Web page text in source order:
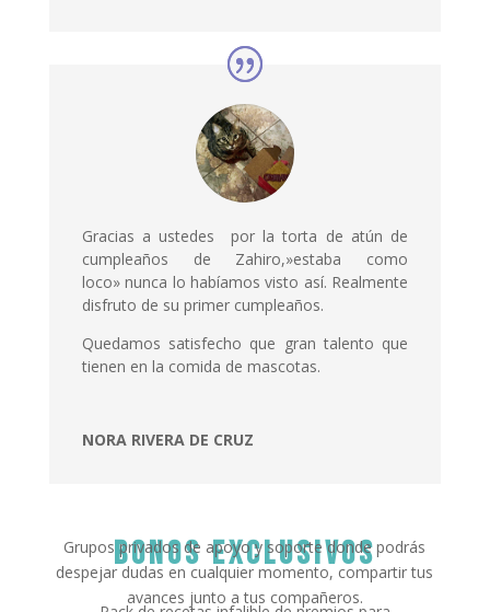
Gracias a ustedes por la torta de atún de
cumpleaños de Zahiro,»estaba como
loco» nunca lo habíamos visto así. Realmente
disfruto de su primer cumpleaños.
Quedamos satisfecho que gran talento que
tienen en la comida de mascotas.
NORA RIVERA DE CRUZ
bonos exclusivos
Grupos privados de apoyo y soporte donde podrás
despejar dudas en cualquier momento, compartir tus
avances junto a tus compañeros.